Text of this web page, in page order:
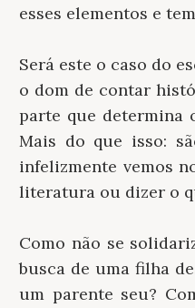
esses elementos e
Será este o caso do
o dom de contar
parte que determina
Mais do que isso:
infelizmente vemos
literatura ou dizer o
Como não se
busca de uma filha
um parente seu?